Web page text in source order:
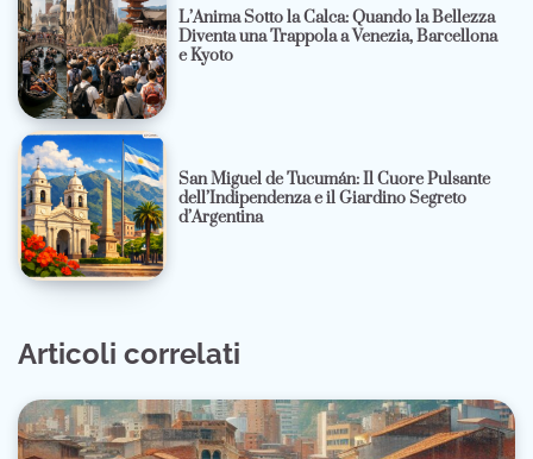
L’Anima Sotto la Calca: Quando la Bellezza
Diventa una Trappola a Venezia, Barcellona
e Kyoto
San Miguel de Tucumán: Il Cuore Pulsante
dell’Indipendenza e il Giardino Segreto
d’Argentina
Articoli correlati